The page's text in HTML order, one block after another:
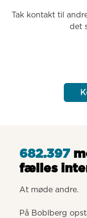
Tak kontakt til
det
682.397
fælles
At møde andre.
På Boblberg